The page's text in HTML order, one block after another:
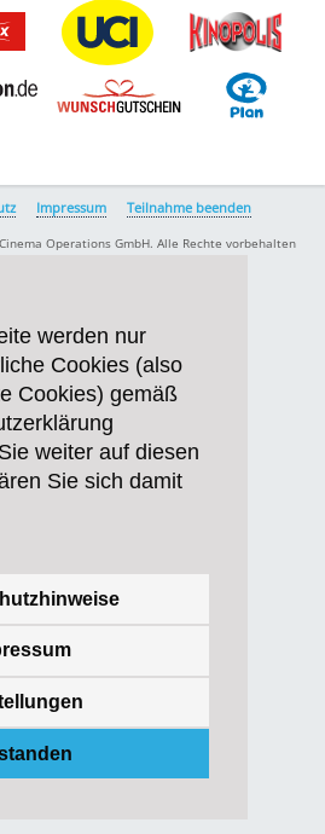
werden nur
Cookies (also
Cookies) gemäß
weiter auf diesen
Sie sich damit
Impressum
Teilnahme beenden
Operations GmbH. Alle Rechte vorbehalten